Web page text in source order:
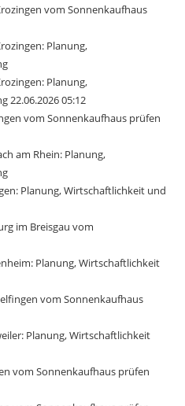
vom Sonnenkaufhaus
Planung,
Planung,
22.06.2026 05:12
vom Sonnenkaufhaus prüfen
am Rhein: Planung,
Planung, Wirtschaftlichkeit und
im Breisgau vom
Planung, Wirtschaftlichkeit
vom Sonnenkaufhaus
Planung, Wirtschaftlichkeit
vom Sonnenkaufhaus prüfen